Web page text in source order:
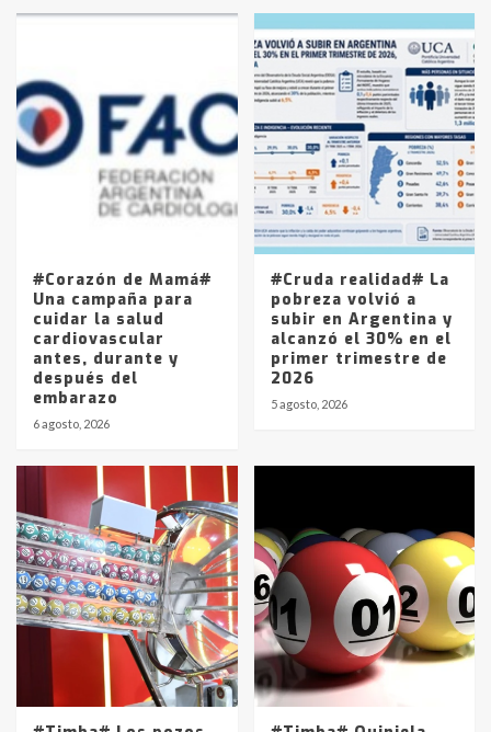
3
en la mañana del lunes
4
Accidente en Ruta 5: falleció un
joven de Trenque Lauquen
Los precios de los combustibles en
La Pampa, desde YPF hasta Axion
entre 857 a 1338 pesos
#Corazón de Mamá#
Una campaña para
cuidar la salud
cardiovascular
antes, durante y
después del
embarazo
6 agosto, 2026
#Cruda realidad# La
pobreza volvió a
subir en Argentina y
alcanzó el 30% en el
primer trimestre de
2026
5 agosto, 2026